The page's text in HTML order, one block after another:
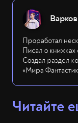
Варков
Проработал
Писал о книжках
Создал раздел
«Мира
Читайте